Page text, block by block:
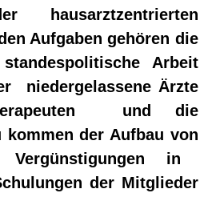
Aufgaben gehören die
Arbeit
niedergelassene Ärzte
 und die
kommen der Aufbau von
in
der Mitglieder